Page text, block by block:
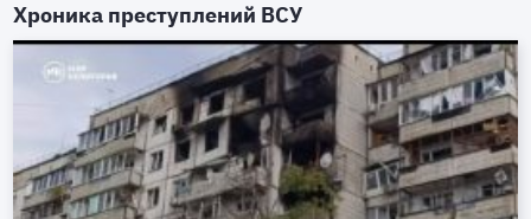
Хроника преступлений ВСУ